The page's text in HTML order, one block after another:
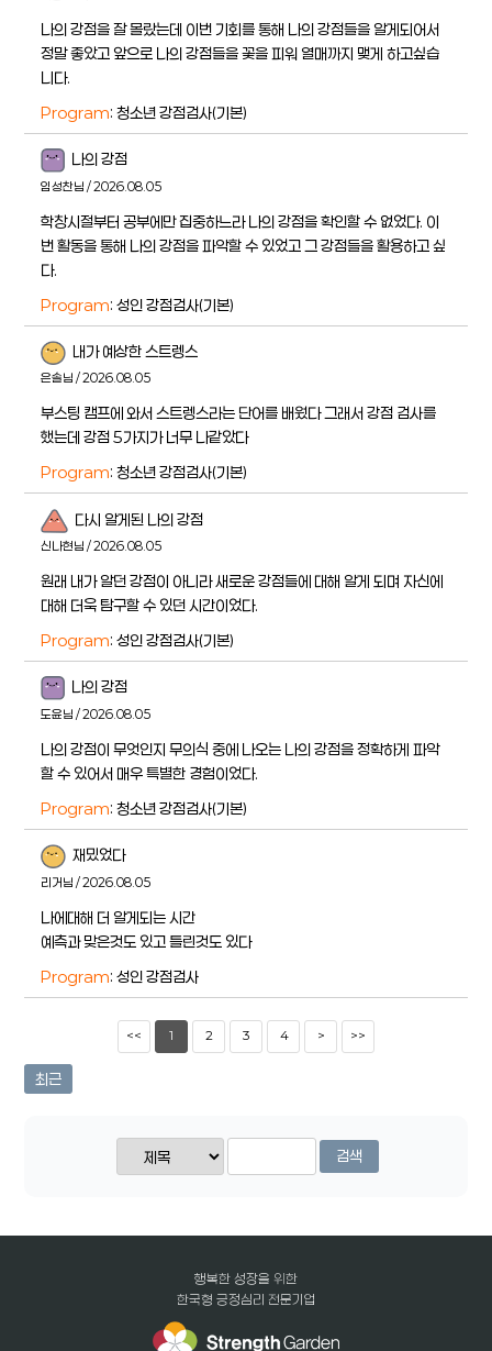
나의 강점을 잘 몰랐는데 이번 기회를 통해 나의 강점들을 알게되어서
정말 좋았고 앞으로 나의 강점들을 꽃을 피워 열매까지 맺게 하고싶습
니다.
Program: 청소년 강점검사(기본)
나의 강점
임성찬님 / 2026.08.05
학창시절부터 공부에만 집중하느라 나의 강점을 확인할 수 없었다. 이
번 활동을 통해 나의 강점을 파악할 수 있었고 그 강점들을 활용하고 싶
다.
Program: 성인 강점검사(기본)
내가 예상한 스트렝스
은솔님 / 2026.08.05
부스팅 캠프에 와서 스트렝스라는 단어를 배웠다 그래서 강점 검사를
했는데 강점 5가지가 너무 나같았다
Program: 청소년 강점검사(기본)
다시 알게된 나의 강점
신나현님 / 2026.08.05
원래 내가 알던 강점이 아니라 새로운 강점들에 대해 알게 되며 자신에
대해 더욱 탐구할 수 있던 시간이었다.
Program: 성인 강점검사(기본)
나의 강점
도윤님 / 2026.08.05
나의 강점이 무엇인지 무의식 중에 나오는 나의 강점을 정확하게 파악
할 수 있어서 매우 특별한 경험이었다.
Program: 청소년 강점검사(기본)
재밌었다
리거님 / 2026.08.05
나에대해 더 알게되는 시간
예측과 맞은것도 있고 틀린것도 있다
Program: 성인 강점검사
<< 1 2 3 4 > >>
최근
검색
행복한 성장을 위한
한국형 긍정심리 전문기업